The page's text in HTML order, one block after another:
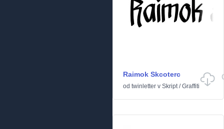
Raimok Skcoterc
od twinletter v Skript/Graffiti